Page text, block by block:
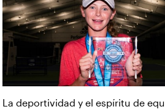
La deportividad y el espíritu de